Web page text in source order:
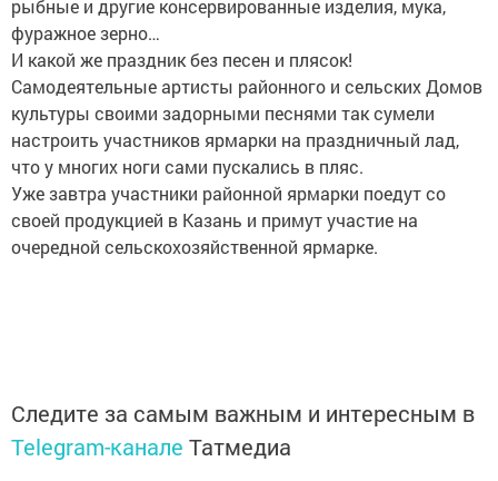
рыбные и другие консервированные изделия, мука,
фуражное зерно…
И какой же праздник без песен и плясок!
Самодеятельные артисты районного и сельских Домов
культуры своими задорными песнями так сумели
настроить участников ярмарки на праздничный лад,
что у многих ноги сами пускались в пляс.
Уже завтра участники районной ярмарки поедут со
своей продукцией в Казань и примут участие на
очередной сельскохозяйственной ярмарке.
Следите за самым важным и интересным в
Telegram-канале Татмедиа